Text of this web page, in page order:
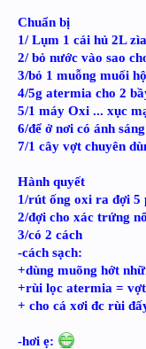
Chuẩn bị
1/ Lụm 1 cái hủ 2L zìa
2/ bỏ nước vào sao
3/bỏ 1 muỗng muối
4/5g atermia cho 2
5/1 máy Oxi ... xục
6/để ở nơi có ánh
7/1 cây vợt chuyên
Hành quyết
1/rút ống oxi ra đợi 5
2/đợi cho xác trứng
3/có 2 cách
-cách sạch:
+dùng muõng hớt
+rùi lọc atermia = vợt
+ cho cá xơi đc rùi
-hơi ẹ: